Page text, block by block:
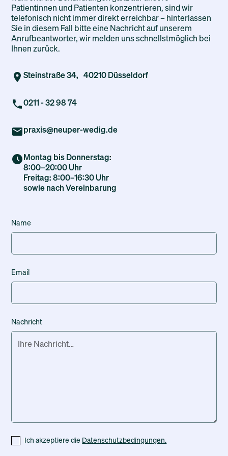
Patientinnen und Patienten konzentrieren, sind wir
telefonisch nicht immer direkt erreichbar – hinterlassen
Sie in diesem Fall bitte eine Nachricht auf unserem
Anrufbeantworter, wir melden uns schnellstmöglich bei
Ihnen zurück.
Steinstraße 34, 40210 Düsseldorf
0211 - 32 98 74
praxis@neuper-wedig.de
Montag bis Donnerstag:
8:00–20:00 Uhr
Freitag: 8:00–16:30 Uhr
sowie nach Vereinbarung
Name
Email
Nachricht
Ich akzeptiere die Datenschutzbedingungen.